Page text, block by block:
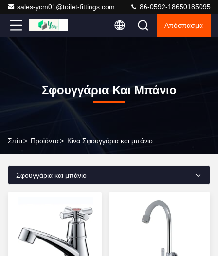
sales-ycm01@toilet-fittings.com 86-0592-18650185095
Απόσπασμα
Σφουγγάρια Και Μπάνιο
Σπίτι> Προϊόντα> Κίνα Σφουγγάρια και μπάνιο
Σφουγγάρια και μπάνιο